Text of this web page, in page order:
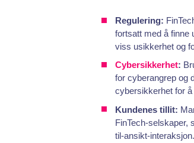
Regulering:
fortsatt med å finne
viss usikkerhet og
Cybersikkerhet:
for cyberangrep og
cybersikkerhet for
Kundenes tillit:
FinTech-selskaper,
til-ansikt-